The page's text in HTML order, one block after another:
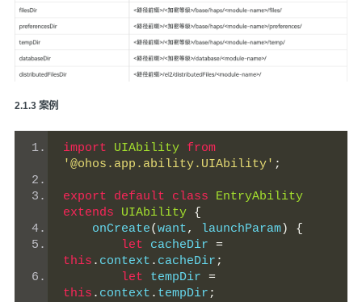
️2.1.3 案例
import UIAbility from
'@ohos.app.ability.UIAbility' ;
export default class
EntryAbility
extends
UIAbility {
    onCreate
(want, launchParam)
{
let cacheDir =
this . context . cacheDir ;
let tempDir =
this . context . tempDir ;